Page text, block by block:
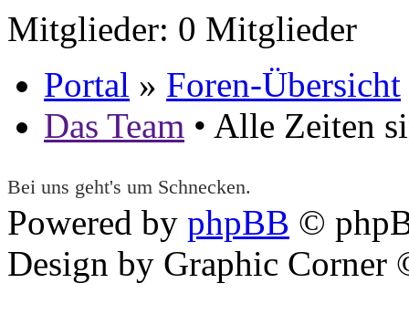
Mitglieder: 0 Mitglieder
Portal » Foren-Übersicht
Das Team • Alle Zeiten
Bei uns geht's um Schnecken.
Powered by phpBB ©
Design by Graphic Corner